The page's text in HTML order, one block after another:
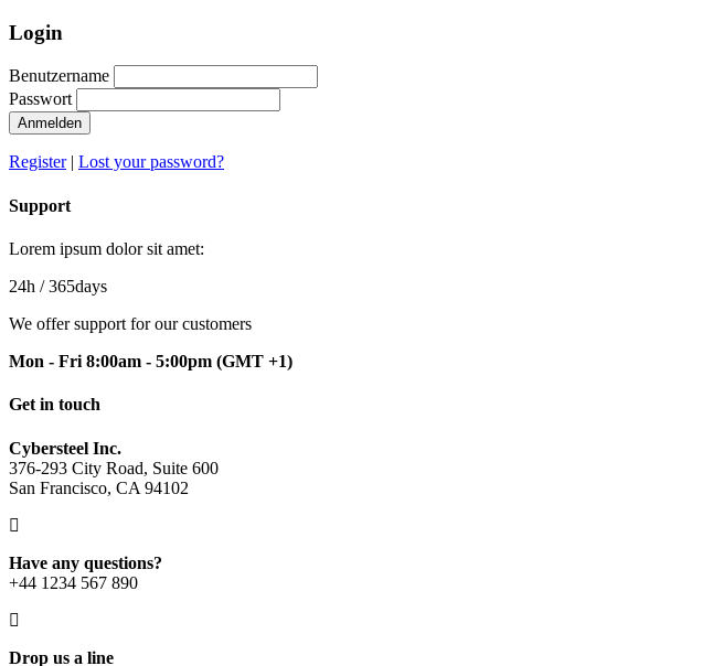
Login
Benutzername
Passwort
Anmelden
Register| Lost your password?
Support
Lorem ipsum dolor sit amet:
24h / 365days
We offer support for our customers
Mon - Fri 8:00am - 5:00pm (GMT +1)
Get in touch
Cybersteel Inc.
376-293 City Road, Suite 600
San Francisco, CA 94102
Have any questions?
+44 1234 567 890
Drop us a line